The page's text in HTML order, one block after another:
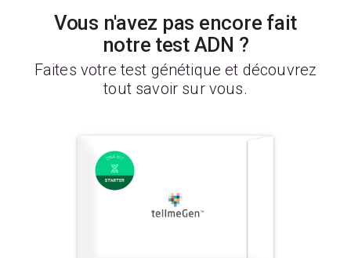
Vous n'avez pas encore fait
notre test ADN ?
Faites votre test génétique et découvrez
tout savoir sur vous.